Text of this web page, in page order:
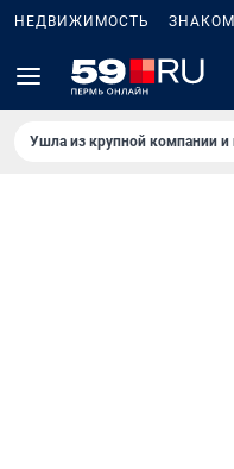
НЕДВИЖИМОСТЬ
Ушла из крупной компании и